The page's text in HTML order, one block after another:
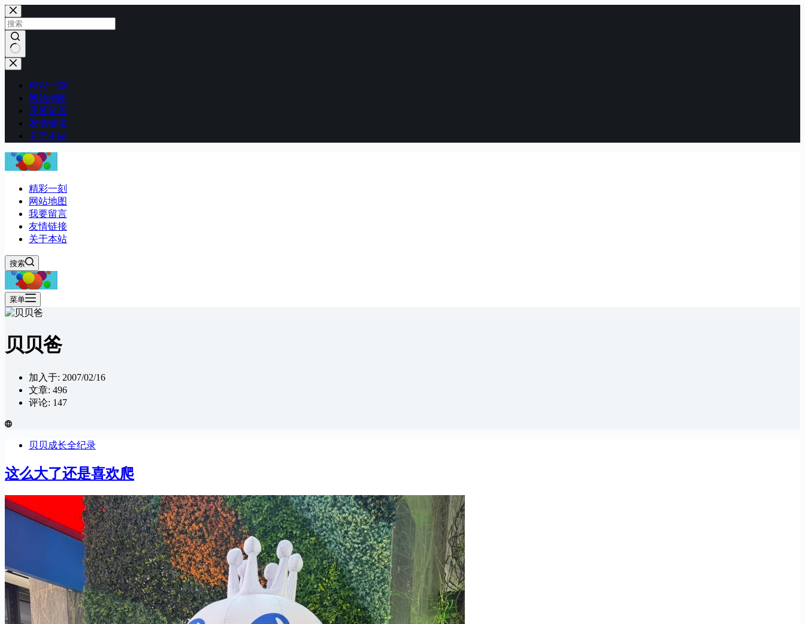
跳
至
内
容
无
精彩一刻
网站地图
我要留言
友情链接
关于本站
精彩一刻
网站地图
我要留言
友情链接
关于本站
搜索
菜单
贝贝爸
加入于: 2007/02/16
文章: 496
评论: 147
贝贝成长全纪录
这么大了还是喜欢爬